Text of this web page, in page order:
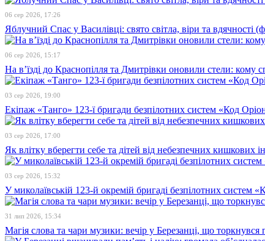
06 сер 2026, 17:26
Яблучний Спас у Василівці: свято світла, віри та вдячності
06 сер 2026, 15:17
На в’їзді до Краснопілля та Дмитрівки оновили стели: кому
03 сер 2026, 19:00
Екіпаж «Танго» 123-ї бригади безпілотних систем «Код
03 сер 2026, 17:00
Як влітку вберегти себе та дітей від небезпечних кишкових
03 сер 2026, 15:32
У миколаївській 123-й окремій бригаді безпілотних
31 лип 2026, 15:34
Магія слова та чари музики: вечір у Березанці, що